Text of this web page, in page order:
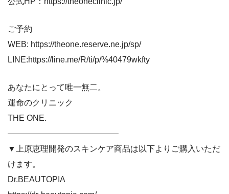
ご予約
WEB: https://theone.reserve.ne.jp/sp/
LINE:https://line.me/R/ti/p/%40479wkfty
あなたにとって唯一無二。
運命のクリニック
THE ONE.
—————————————–
▼上原恵理開発のスキンケア商品は以下よりご購入いただ
けます。
Dr.BEAUTOPIA